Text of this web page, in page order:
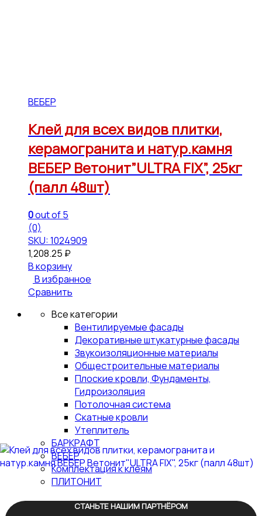
ВЕБЕР
Клей для всех видов плитки,
керамогранита и натур.камня
ВЕБЕР Ветонит”ULTRA FIX”, 25кг
(палл 48шт)
0out of 5
(0)
SKU: 1024909
1,208.25 ₽
В корзину
В избранное
Сравнить
Все категории
Вентилируемые фасады
Декоративные штукатурные фасады
Звукоизоляционные материалы
Общестроительные материалы
Плоские кровли, Фундаменты,
Гидроизоляция
Потолочная система
Скатные кровли
Утеплитель
БАРКРАФТ
ВЕБЕР
Комплектация к клеям
ПЛИТОНИТ
СТАНЬТЕ НАШИМ ПАРТНЁРОМ